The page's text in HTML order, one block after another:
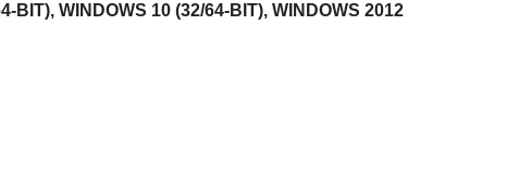
BIT), WINDOWS 10 (32/64-BIT), WINDOWS 2012